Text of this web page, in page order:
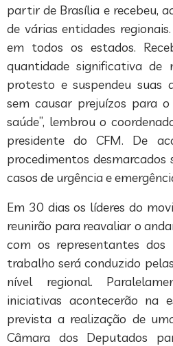
partir de Brasília e recebeu,
de várias entidades
em todos os estados.
quantidade significativa de
protesto e suspendeu suas
sem causar prejuízos para
saúde”, lembrou o
presidente do CFM. De
procedimentos desmarcados
casos de urgência e
Em 30 dias os líderes do
reunirão para reavaliar o
com os representantes dos
trabalho será conduzido
nível regional.
iniciativas acontecerão na
prevista a realização de
Câmara dos Deputados